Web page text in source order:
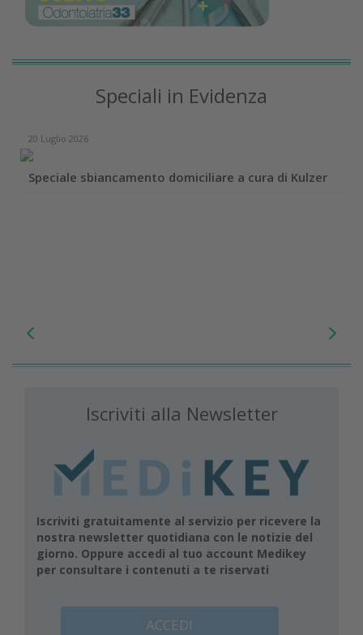
Speciali in Evidenza
20 Luglio 2026
Speciale sbiancamento domiciliare a cura di Kulzer
Iscriviti alla Newsletter
Iscriviti gratuitamente al servizio per ricevere la
nostra newsletter quotidiana con le notizie del
giorno. Oppure accedi al tuo account Medikey
per consultare i contenuti a te riservati
ACCEDI